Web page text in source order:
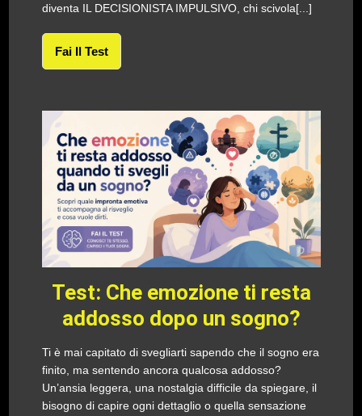
diventa IL DECISIONISTA IMPULSIVO, chi scivola[...]
Fai Il Test
Test: Che emozione ti resta
addosso dopo un sogno?
Ti è mai capitato di svegliarti sapendo che il sogno era
finito, ma sentendo ancora qualcosa addosso?
Un’ansia leggera, una nostalgia difficile da spiegare, il
bisogno di capire ogni dettaglio o quella sensazione